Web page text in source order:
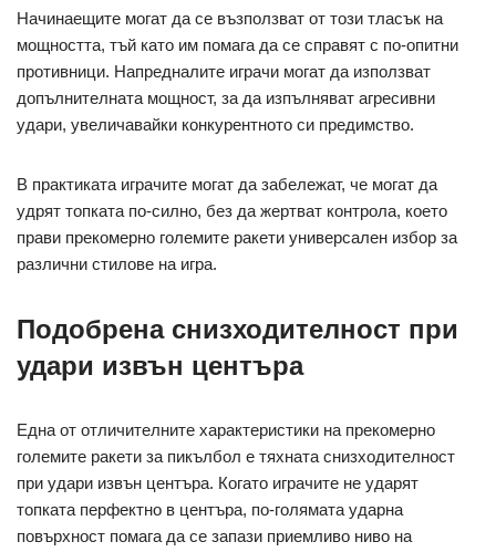
Начинаещите могат да се възползват от този тласък на
мощността, тъй като им помага да се справят с по-опитни
противници. Напредналите играчи могат да използват
допълнителната мощност, за да изпълняват агресивни
удари, увеличавайки конкурентното си предимство.
В практиката играчите могат да забележат, че могат да
удрят топката по-силно, без да жертват контрола, което
прави прекомерно големите ракети универсален избор за
различни стилове на игра.
Подобрена снизходителност при
удари извън центъра
Една от отличителните характеристики на прекомерно
големите ракети за пикълбол е тяхната снизходителност
при удари извън центъра. Когато играчите не ударят
топката перфектно в центъра, по-голямата ударна
повърхност помага да се запази приемливо ниво на